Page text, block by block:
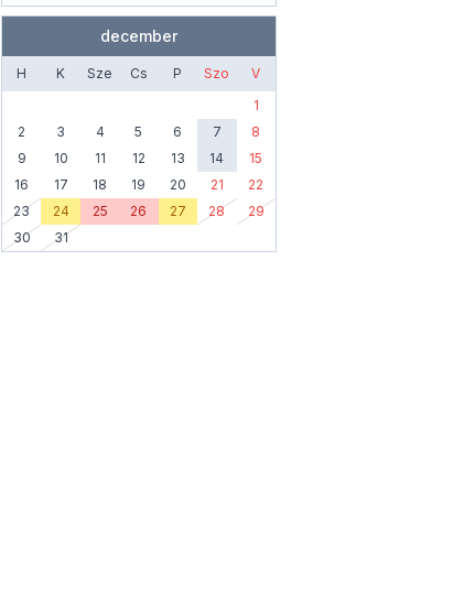
december
H K Sze Cs P Szo
V
1
2
3 4 5 6 7
8
9
10 11 12 13 14
15
16
17 18 19 20 21
22
23
24 25 26 27 28
29
30
31